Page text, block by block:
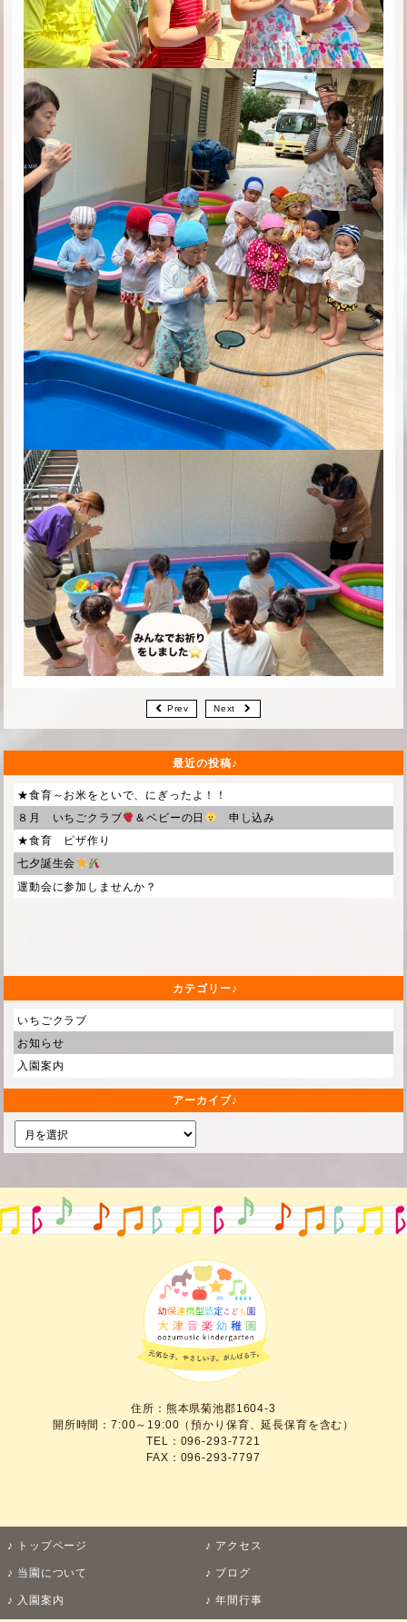
Prev Next
最近の投稿
★食育～お米をといで、にぎったよ！！
８月 いちごクラブ
＆ベビーの日
申し込み
★食育 ピザ作り
七夕誕生会
運動会に参加しませんか？
カテゴリー
いちごクラブ
お知らせ
入園案内
アーカイブ
住所：熊本県菊池郡1604-3
開所時間：7:00～19:00（預かり保育、延長保育を含む）
TEL：096-293-7721
FAX：096-293-7797
トップページ アクセス
当園について ブログ
入園案内 年間行事